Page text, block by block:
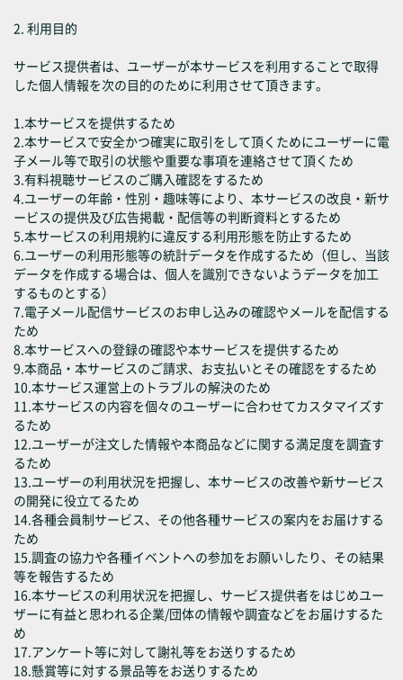
2. 利用目的
サービス提供者は、ユーザーが本サービスを利用することで取得
した個人情報を次の目的のために利用させて頂きます。
1.本サービスを提供するため
2.本サービスで安全かつ確実に取引をして頂くためにユーザーに電
子メール等で取引の状態や重要な事項を連絡させて頂くため
3.有料視聴サービスのご購入確認をするため
4.ユーザーの年齢・性別・趣味等により、本サービスの改良・新サ
ービスの提供及び広告掲載・配信等の判断資料とするため
5.本サービスの利用規約に違反する利用形態を防止するため
6.ユーザーの利用形態等の統計データを作成するため（但し、当該
データを作成する場合は、個人を識別できないようデータを加工
するものとする）
7.電子メール配信サービスのお申し込みの確認やメールを配信する
ため
8.本サービスへの登録の確認や本サービスを提供するため
9.本商品・本サービスのご請求、お支払いとその確認をするため
10.本サービス運営上のトラブルの解決のため
11.本サービスの内容を個々のユーザーに合わせてカスタマイズす
るため
12.ユーザーが注文した情報や本商品などに関する満足度を調査す
るため
13.ユーザーの利用状況を把握し、本サービスの改善や新サービス
の開発に役立てるため
14.各種会員制サービス、その他各種サービスの案内をお届けする
ため
15.調査の協力や各種イベントへの参加をお願いしたり、その結果
等を報告するため
16.本サービスの利用状況を把握し、サービス提供者をはじめユー
ザーに有益と思われる企業/団体の情報や調査などをお届けするた
め
17.アンケート等に対して謝礼等をお送りするため
18.懸賞等に対する景品等をお送りするため